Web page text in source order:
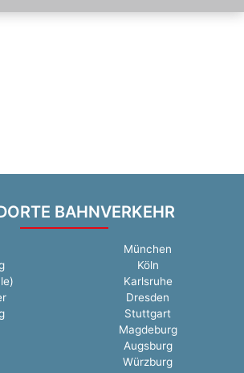
BAHNVERKEHR
München
Köln
Karlsruhe
Dresden
Stuttgart
Magdeburg
Augsburg
Würzburg